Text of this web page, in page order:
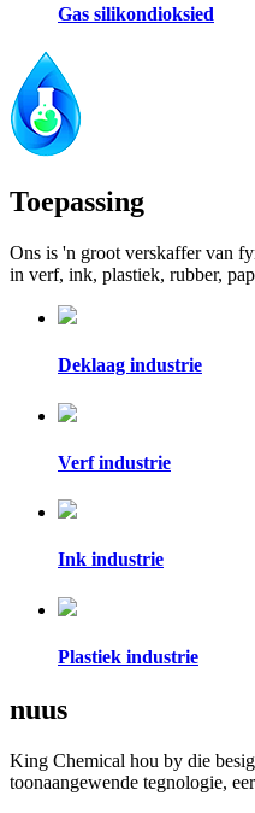
Gas silikondioksied
Toepassing
Ons is 'n groot verskaffer van
in verf, ink, plastiek, rubber,
Deklaag industrie
Verf industrie
Ink industrie
Plastiek industrie
nuus
King Chemical hou by die
toonaangewende tegnologie,